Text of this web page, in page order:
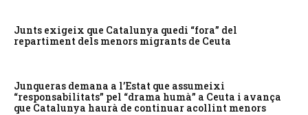
Junts exigeix que Catalunya quedi “fora” del
repartiment dels menors migrants de Ceuta
Junqueras demana a l’Estat que assumeixi
“responsabilitats” pel “drama humà” a Ceuta i avança
que Catalunya haurà de continuar acollint menors